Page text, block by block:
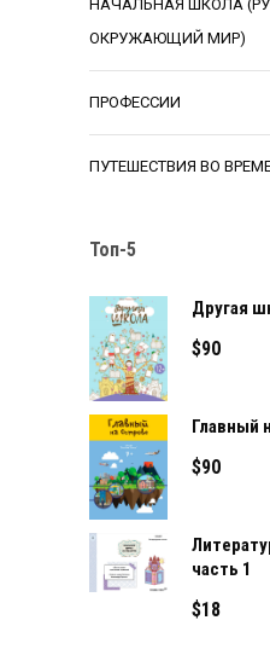
НАЧАЛЬНАЯ ШКОЛА
ОКРУЖАЮЩИЙ МИР)
ПРОФЕССИИ
ПУТЕШЕСТВИЯ ВО
Топ-5
Другая
$90
Главный
$90
часть 1
$18